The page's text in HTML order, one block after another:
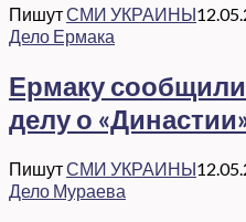
ПишутСМИ УКРАИНЫ
Дело Ермака
Ермаку
делу о
ПишутСМИ УКРАИНЫ
Дело Мураева